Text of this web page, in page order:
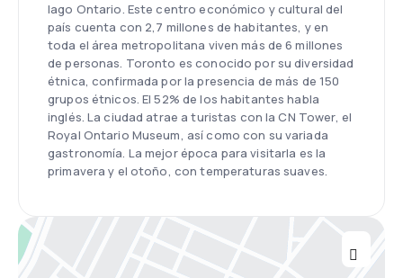
lago Ontario. Este centro económico y cultural del
país cuenta con 2,7 millones de habitantes, y en
toda el área metropolitana viven más de 6 millones
de personas. Toronto es conocido por su diversidad
étnica, confirmada por la presencia de más de 150
grupos étnicos. El 52% de los habitantes habla
inglés. La ciudad atrae a turistas con la CN Tower, el
Royal Ontario Museum, así como con su variada
gastronomía. La mejor época para visitarla es la
primavera y el otoño, con temperaturas suaves.